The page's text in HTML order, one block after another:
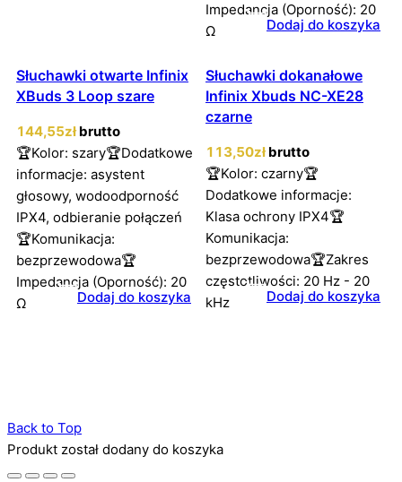
Impedancja (Oporność): 20
Ω
Dodaj do koszyka
Słuchawki otwarte Infinix
XBuds 3 Loop szare
144,55zł brutto
🏆Kolor: szary🏆Dodatkowe
informacje: asystent
głosowy, wodoodporność
IPX4, odbieranie połączeń
🏆Komunikacja:
bezprzewodowa🏆
Impedancja (Oporność): 20
Ω
Dodaj do koszyka
Słuchawki dokanałowe
Infinix Xbuds NC-XE28
czarne
113,50zł brutto
🏆Kolor: czarny🏆
Dodatkowe informacje:
Klasa ochrony IPX4🏆
Komunikacja:
bezprzewodowa🏆Zakres
częstotliwości: 20 Hz - 20
kHz
Dodaj do koszyka
Back to Top
Produkt został dodany do koszyka